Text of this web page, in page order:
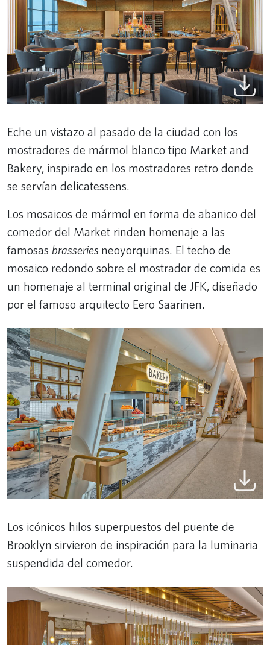
Eche un vistazo al pasado de la ciudad con los
mostradores de mármol blanco tipo Market and
Bakery, inspirado en los mostradores retro donde
se servían delicatessens.
Los mosaicos de mármol en forma de abanico del
comedor del Market rinden homenaje a las
famosas brasseries neoyorquinas. El techo de
mosaico redondo sobre el mostrador de comida es
un homenaje al terminal original de JFK, diseñado
por el famoso arquitecto Eero Saarinen.
Los icónicos hilos superpuestos del puente de
Brooklyn sirvieron de inspiración para la luminaria
suspendida del comedor.